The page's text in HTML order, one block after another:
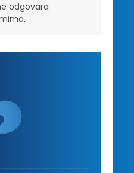
odgovara